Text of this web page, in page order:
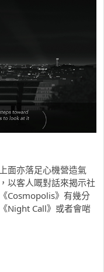
面亦落足心機營造氣
以客人嘅對話來揭示社
Cosmopolis》有幾分
Night Call》或者會啱